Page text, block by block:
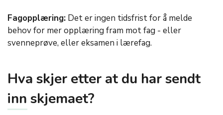
Fagopplæring: Det er ingen tidsfrist for å melde
behov for mer opplæring fram mot fag - eller
svenneprøve, eller eksamen i lærefag.
Hva skjer etter at du har sendt
inn skjemaet?